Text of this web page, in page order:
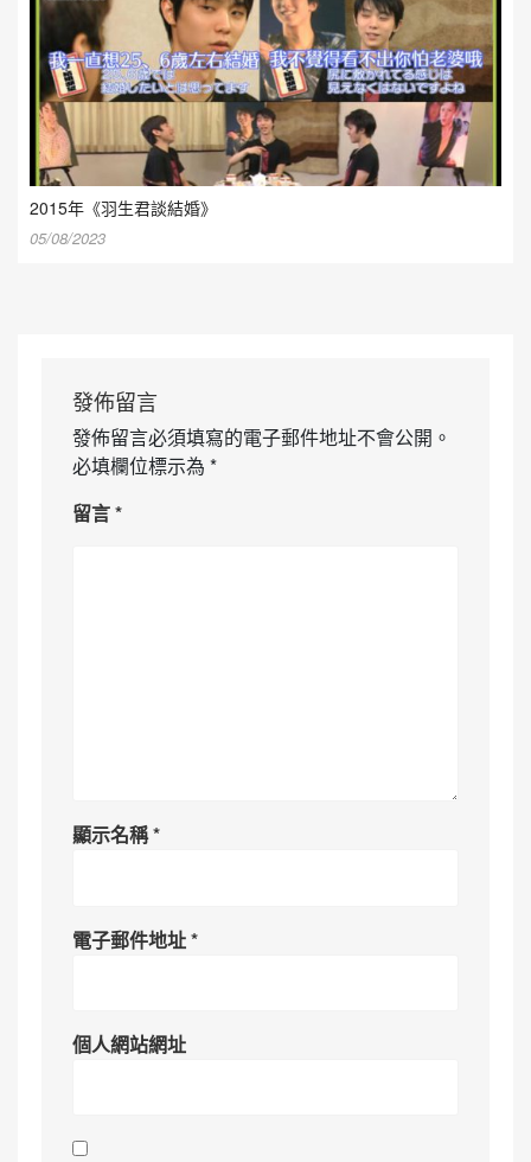
2015年《羽生君談結婚》
05/08/2023
發佈留言
發佈留言必須填寫的電子郵件地址不會公開。
必填欄位標示為 *
留言*
顯示名稱*
電子郵件地址*
個人網站網址